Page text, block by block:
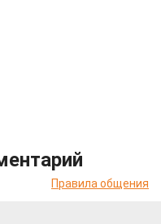
Правила общения